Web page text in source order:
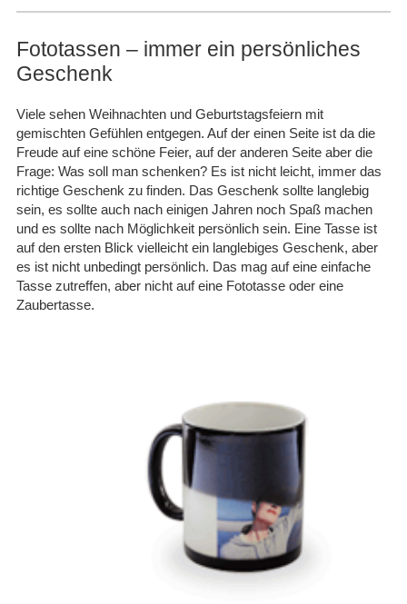
14.05.26
Seher zufrieden und ich
werde immer bei euch
bestellen, wenn ich was
brauche zauber Ta…
08.05.26 ▼
11.04.26▼
Nachdem zunächst keine
Fototassen – immer ein persönliches
Geschenk
Viele sehen Weihnachten und Geburtstagsfeiern mit
gemischten Gefühlen entgegen. Auf der einen Seite ist da die
Freude auf eine schöne Feier, auf der anderen Seite aber die
Frage: Was soll man schenken? Es ist nicht leicht, immer das
richtige Geschenk zu finden. Das Geschenk sollte langlebig
sein, es sollte auch nach einigen Jahren noch Spaß machen
und es sollte nach Möglichkeit persönlich sein. Eine Tasse ist
auf den ersten Blick vielleicht ein langlebiges Geschenk, aber
es ist nicht unbedingt persönlich. Das mag auf eine einfache
Tasse zutreffen, aber nicht auf eine Fototasse oder eine
Zaubertasse.